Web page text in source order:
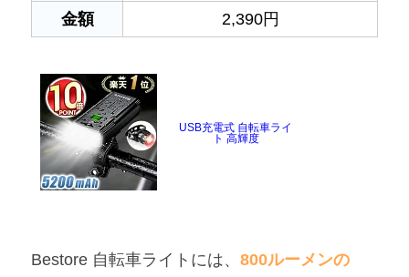
金額 2,390円
USB充電式 自転車ライ
ト 高輝度
Bestore 自転車ライトには、 800ルーメンの